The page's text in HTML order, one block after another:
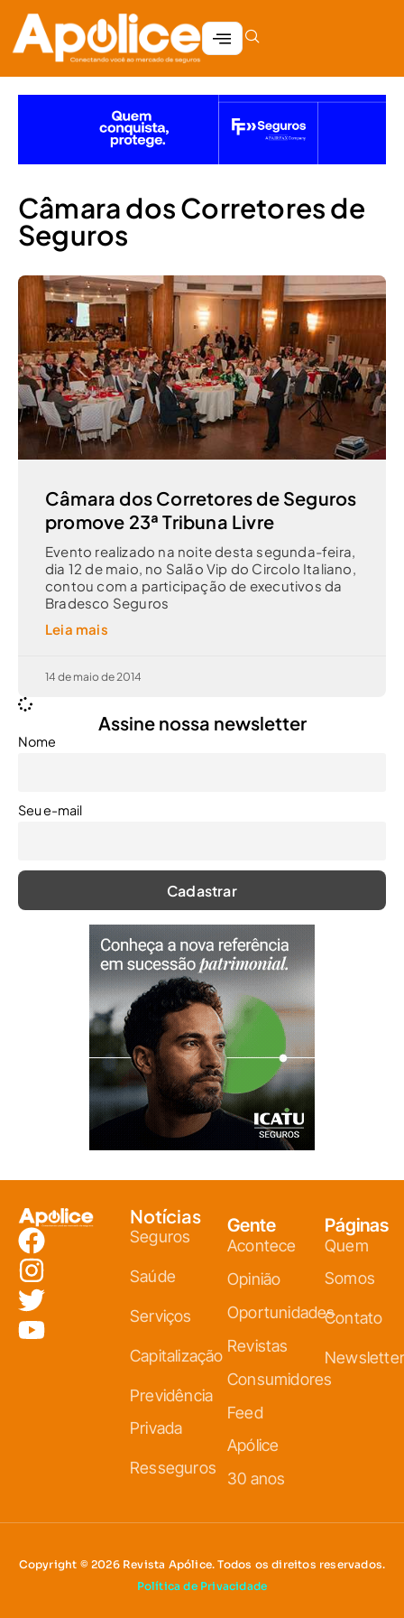
Câmara dos Corretores de
Seguros
Câmara dos Corretores de Seguros
promove 23ª Tribuna Livre
Evento realizado na noite desta segunda-feira,
dia 12 de maio, no Salão Vip do Circolo Italiano,
contou com a participação de executivos da
Bradesco Seguros
Leia mais
14 de maio de 2014
Assine nossa newsletter
Nome
Seu e-mail
Notícias
Seguros
Saúde
Serviços
Capitalização
Previdência
Privada
Resseguros
Gente
Acontece
Opinião
Oportunidades
Revistas
Consumidores
Feed
Apólice
30 anos
Páginas
Quem
Somos
Contato
Newsletter
Copyright © 2026 Revista Apólice. Todos os direitos reservados.
Política de Privacidade